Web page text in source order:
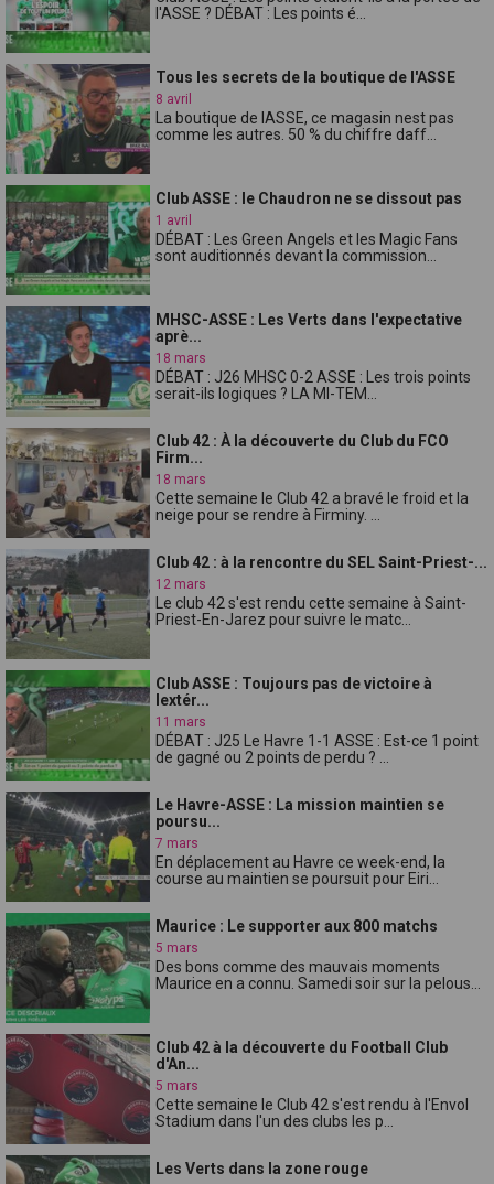
l'ASSE ? DÉBAT : Les points é...
Tous les secrets de la boutique de l'ASSE
8 avril
La boutique de lASSE, ce magasin nest pas
comme les autres. 50 % du chiffre daff...
Club ASSE : le Chaudron ne se dissout pas
1 avril
DÉBAT : Les Green Angels et les Magic Fans
sont auditionnés devant la commission...
MHSC-ASSE : Les Verts dans l'expectative
aprè...
18 mars
DÉBAT : J26 MHSC 0-2 ASSE : Les trois points
serait-ils logiques ? LA MI-TEM...
Club 42 : À la découverte du Club du FCO
Firm...
18 mars
Cette semaine le Club 42 a bravé le froid et la
neige pour se rendre à Firminy. ...
Club 42 : à la rencontre du SEL Saint-Priest-...
12 mars
Le club 42 s'est rendu cette semaine à Saint-
Priest-En-Jarez pour suivre le matc...
Club ASSE : Toujours pas de victoire à
lextér...
11 mars
DÉBAT : J25 Le Havre 1-1 ASSE : Est-ce 1 point
de gagné ou 2 points de perdu ? ...
Le Havre-ASSE : La mission maintien se
poursu...
7 mars
En déplacement au Havre ce week-end, la
course au maintien se poursuit pour Eiri...
Maurice : Le supporter aux 800 matchs
5 mars
Des bons comme des mauvais moments
Maurice en a connu. Samedi soir sur la pelous...
Club 42 à la découverte du Football Club
d'An...
5 mars
Cette semaine le Club 42 s'est rendu à l'Envol
Stadium dans l'un des clubs les p...
Les Verts dans la zone rouge